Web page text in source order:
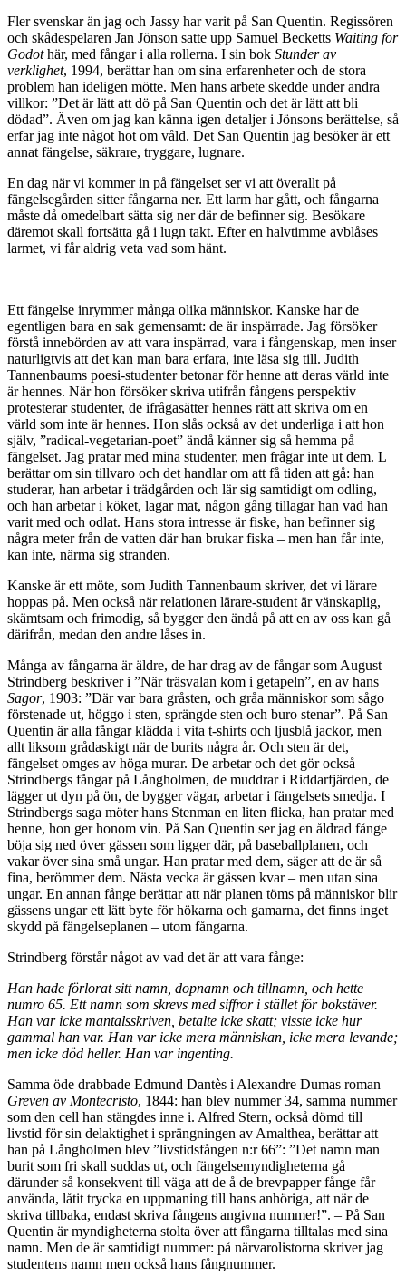
Fler svenskar än jag och Jassy har varit på San Quentin. Regissören
och skådespelaren Jan Jönson satte upp Samuel Becketts Waiting for
Godothär, med fångar i alla rollerna. I sin bok Stunder av
verklighet, 1994, berättar han om sina erfarenheter och de stora
problem han ideligen mötte. Men hans arbete skedde under andra
villkor: ”Det är lätt att dö på San Quentin och det är lätt att bli
dödad”. Även om jag kan känna igen detaljer i Jönsons berättelse, så
erfar jag inte något hot om våld. Det San Quentin jag besöker är ett
annat fängelse, säkrare, tryggare, lugnare.
En dag när vi kommer in på fängelset ser vi att överallt på
fängelsegården sitter fångarna ner. Ett larm har gått, och fångarna
måste då omedelbart sätta sig ner där de befinner sig. Besökare
däremot skall fortsätta gå i lugn takt. Efter en halvtimme avblåses
larmet, vi får aldrig veta vad som hänt.
Ett fängelse inrymmer många olika människor. Kanske har de
egentligen bara en sak gemensamt: de är inspärrade. Jag försöker
förstå innebörden av att vara inspärrad, vara i fångenskap, men inser
naturligtvis att det kan man bara erfara, inte läsa sig till. Judith
Tannenbaums poesi-studenter betonar för henne att deras värld inte
är hennes. När hon försöker skriva utifrån fångens perspektiv
protesterar studenter, de ifrågasätter hennes rätt att skriva om en
värld som inte är hennes. Hon slås också av det underliga i att hon
själv, ”radical-vegetarian-poet” ändå känner sig så hemma på
fängelset. Jag pratar med mina studenter, men frågar inte ut dem. L
berättar om sin tillvaro och det handlar om att få tiden att gå: han
studerar, han arbetar i trädgården och lär sig samtidigt om odling,
och han arbetar i köket, lagar mat, någon gång tillagar han vad han
varit med och odlat. Hans stora intresse är fiske, han befinner sig
några meter från de vatten där han brukar fiska – men han får inte,
kan inte, närma sig stranden.
Kanske är ett möte, som Judith Tannenbaum skriver, det vi lärare
hoppas på. Men också när relationen lärare-student är vänskaplig,
skämtsam och frimodig, så bygger den ändå på att en av oss kan gå
därifrån, medan den andre låses in.
Många av fångarna är äldre, de har drag av de fångar som August
Strindberg beskriver i ”När träsvalan kom i getapeln”, en av hans
Sagor, 1903: ”Där var bara gråsten, och gråa människor som sågo
förstenade ut, höggo i sten, sprängde sten och buro stenar”. På San
Quentin är alla fångar klädda i vita t-shirts och ljusblå jackor, men
allt liksom grådaskigt när de burits några år. Och sten är det,
fängelset omges av höga murar. De arbetar och det gör också
Strindbergs fångar på Långholmen, de muddrar i Riddarfjärden, de
lägger ut dyn på ön, de bygger vägar, arbetar i fängelsets smedja. I
Strindbergs saga möter hans Stenman en liten flicka, han pratar med
henne, hon ger honom vin. På San Quentin ser jag en åldrad fånge
böja sig ned över gässen som ligger där, på baseballplanen, och
vakar över sina små ungar. Han pratar med dem, säger att de är så
fina, berömmer dem. Nästa vecka är gässen kvar – men utan sina
ungar. En annan fånge berättar att när planen töms på människor blir
gässens ungar ett lätt byte för hökarna och gamarna, det finns inget
skydd på fängelseplanen – utom fångarna.
Strindberg förstår något av vad det är att vara fånge:
Han hade förlorat sitt namn, dopnamn och tillnamn, och hette
numro 65. Ett namn som skrevs med siffror i stället för bokstäver.
Han var icke mantalsskriven, betalte icke skatt; visste icke hur
gammal han var. Han var icke mera människan, icke mera levande;
men icke död heller. Han var ingenting.
Samma öde drabbade Edmund Dantès i Alexandre Dumas roman
Greven av Montecristo, 1844: han blev nummer 34, samma nummer
som den cell han stängdes inne i. Alfred Stern, också dömd till
livstid för sin delaktighet i sprängningen av Amalthea, berättar att
han på Långholmen blev ”livstidsfången n:r 66”: ”Det namn man
burit som fri skall suddas ut, och fängelsemyndigheterna gå
därunder så konsekvent till väga att de å de brevpapper fånge får
använda, låtit trycka en uppmaning till hans anhöriga, att när de
skriva tillbaka, endast skriva fångens angivna nummer!”. – På San
Quentin är myndigheterna stolta över att fångarna tilltalas med sina
namn. Men de är samtidigt nummer: på närvarolistorna skriver jag
studentens namn men också hans fångnummer.